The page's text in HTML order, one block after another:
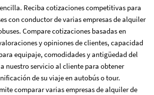
Reciba cotizaciones competitivas para
con conductor de varias empresas de alquiler
Compare cotizaciones basadas en
y opiniones de clientes, capacidad
equipaje, comodidades y antigüedad del
nuestro servicio al cliente para obtener
de su viaje en autobús o tour.
comparar varias empresas de alquiler de